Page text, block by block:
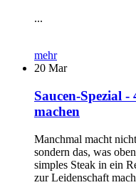
...
mehr
20 Mar
Saucen-Spezial -
machen
Manchmal macht
sondern das, was
simples Steak in ein
zur Leidenschaft